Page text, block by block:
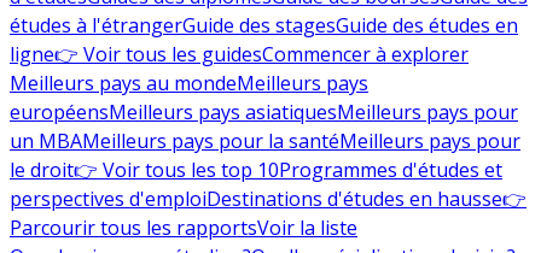
études à l'étrangerGuide des stagesGuide des études en
ligne👉 Voir tous les guidesCommencer à explorer
Meilleurs pays au mondeMeilleurs pays
européensMeilleurs pays asiatiquesMeilleurs pays pour
un MBAMeilleurs pays pour la santéMeilleurs pays pour
le droit👉 Voir tous les top 10Programmes d'études et
perspectives d'emploiDestinations d'études en hausse👉
Parcourir tous les rapportsVoir la liste